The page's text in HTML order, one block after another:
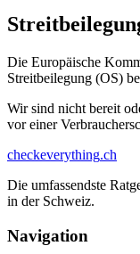
Die Europäische
Streitbeilegung (OS)
Wir sind nicht bereit
vor einer
checkeverything.ch
Die umfassendste
in der Schweiz.
Navigation